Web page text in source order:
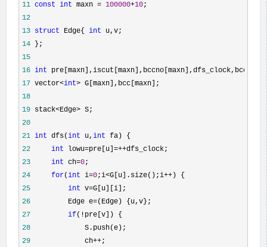
11 const int maxn = 100000+10
12
13 struct Edge{ int
14
15
16 int
17 vector<int>
18
19 stack<Edge>
20
21 int dfs(int u, int
22
int lowu=pre[u]=++
23
int ch=0
24
for(int i=0;i<G[u].size();i++
25
int v=
26
         Edge e=
27
if(!
28
29
             ch++